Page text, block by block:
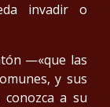
invadir o
—«que las
y sus
a su